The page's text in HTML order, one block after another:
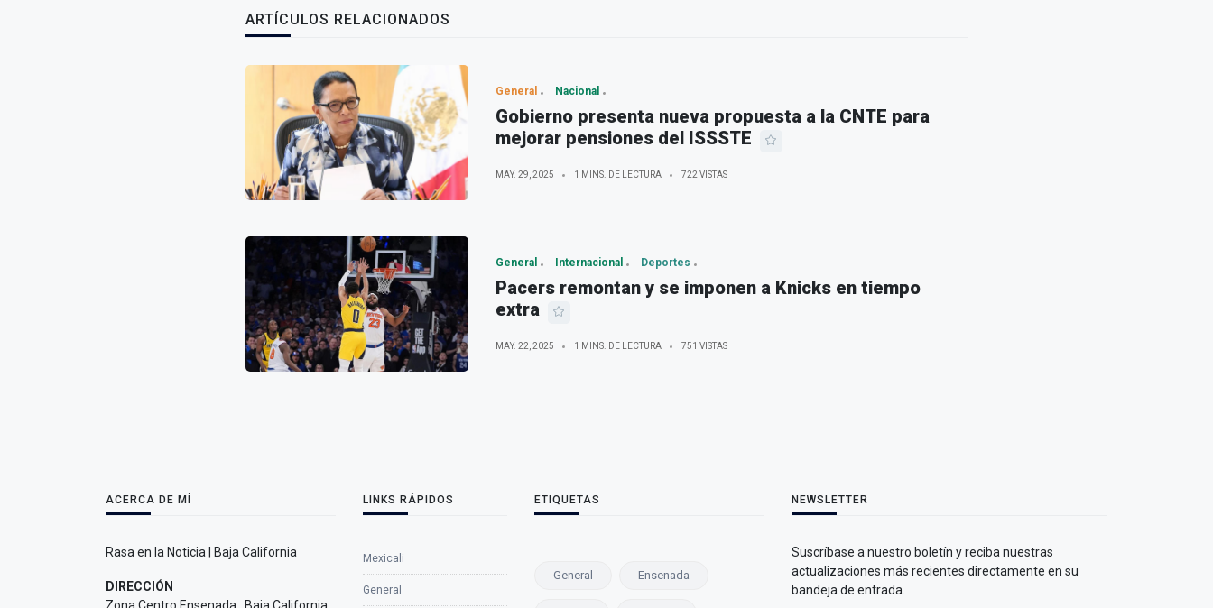
ARTÍCULOS RELACIONADOS
General Nacional
Gobierno presenta nueva propuesta a la CNTE para
mejorar pensiones del ISSSTE
MAY. 29, 2025 1 MINS. DE LECTURA 722 VISTAS
General Internacional Deportes
Pacers remontan y se imponen a Knicks en tiempo
extra
MAY. 22, 2025 1 MINS. DE LECTURA 751 VISTAS
ACERCA DE MÍ
Rasa en la Noticia | Baja California
DIRECCIÓN
LINKS RÁPIDOS
Mexicali
General
ETIQUETAS
General Ensenada
NEWSLETTER
Suscríbase a nuestro boletín y reciba nuestras
actualizaciones más recientes directamente en su
bandeja de entrada.